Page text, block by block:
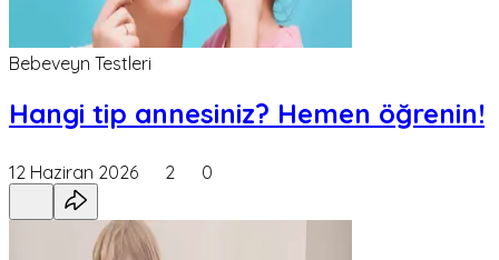
Bebeveyn Testleri
Hangi tip annesiniz? Hemen öğrenin!
12 Haziran 2026 2 0